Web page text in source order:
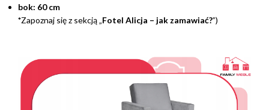
bok: 60 cm
*Zapoznaj się z sekcją „Fotel Alicja – jak zamawiać?”)